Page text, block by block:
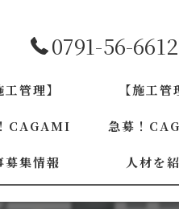
0791-56-6612
工管理】
CAGAMI
募集情報
【施工管
急募！
人材を